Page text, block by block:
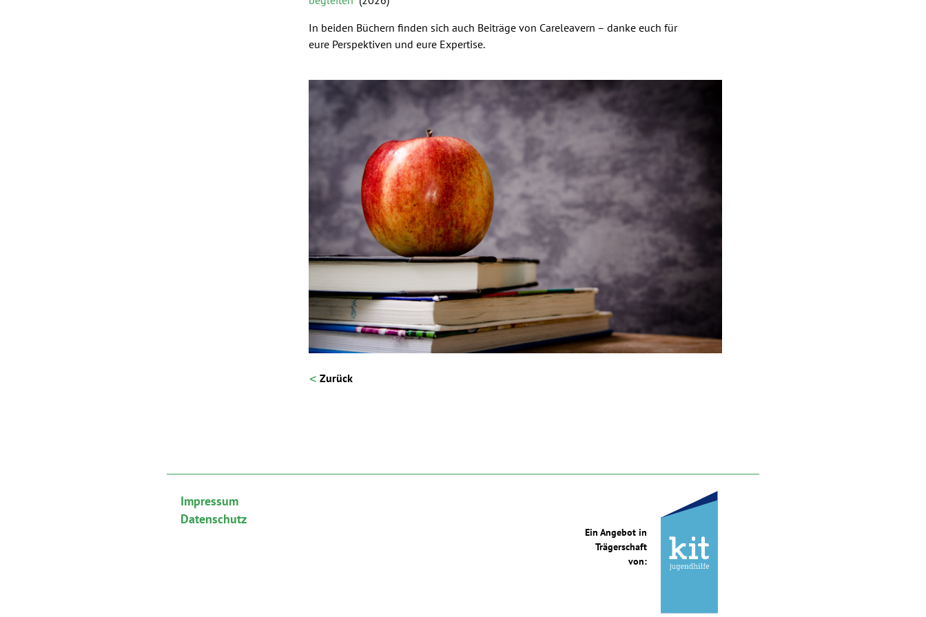
In beiden Büchern finden sich auch Beiträge von Careleavern – danke euch für
eure Perspektiven und eure Expertise.
Zurück
Impressum
Datenschutz
Ein Angebot in
Trägerschaft
von: